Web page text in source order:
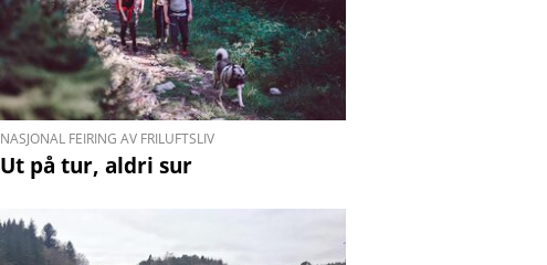
NASJONAL FEIRING AV FRILUFTSLIV
Ut på tur, aldri sur